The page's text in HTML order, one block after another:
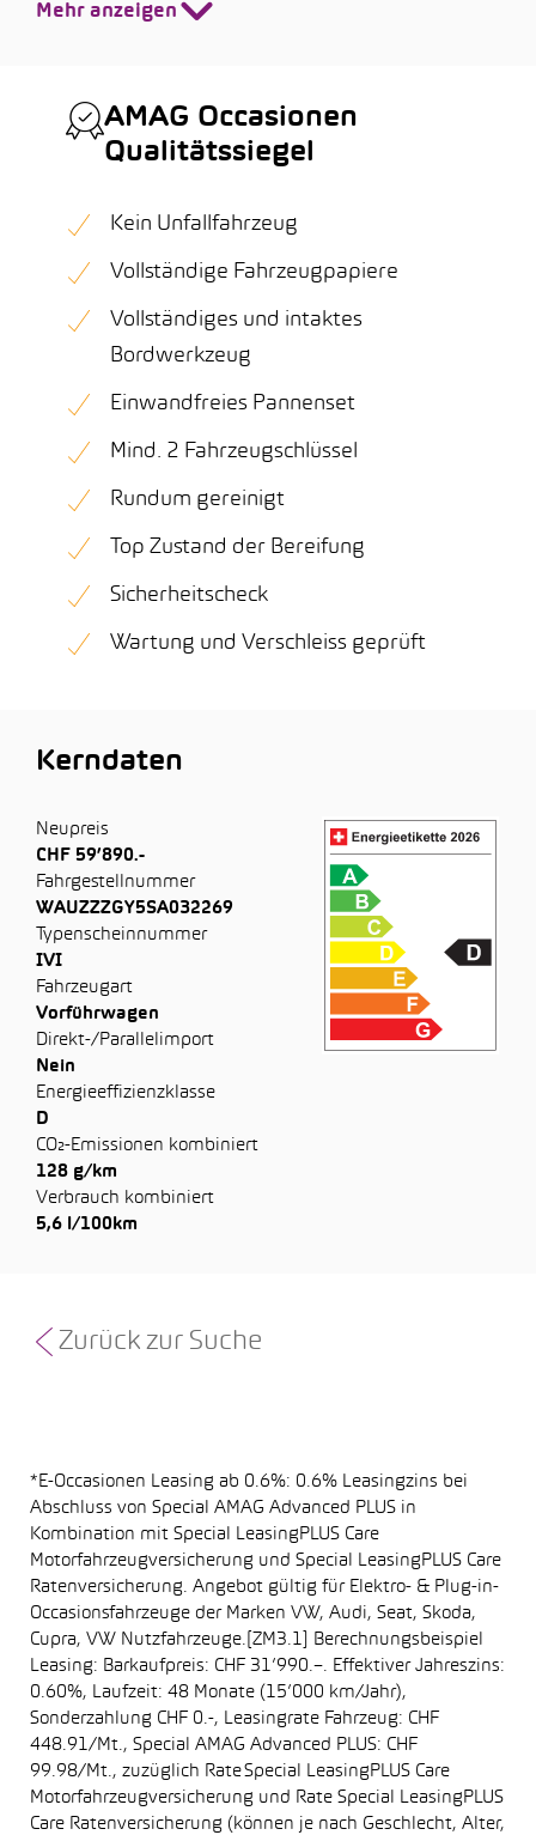
Mehr anzeigen
AMAG Occasionen
Qualitätssiegel
Kein Unfallfahrzeug
Vollständige Fahrzeugpapiere
Vollständiges und intaktes
Bordwerkzeug
Einwandfreies Pannenset
Mind. 2 Fahrzeugschlüssel
Rundum gereinigt
Top Zustand der Bereifung
Sicherheitscheck
Wartung und Verschleiss geprüft
Kerndaten
Neupreis
CHF 59’890.-
Fahrgestellnummer
WAUZZZGY5SA032269
Typenscheinnummer
IVI
Fahrzeugart
Vorführwagen
Direkt-/Parallelimport
Nein
Energieeffizienzklasse
D
CO₂-Emissionen kombiniert
128 g/km
Verbrauch kombiniert
5,6 l/100km
Zurück zur Suche
*E-Occasionen Leasing ab 0.6%: 0.6% Leasingzins bei
Abschluss von Special AMAG Advanced PLUS in
Kombination mit Special LeasingPLUS Care
Motorfahrzeugversicherung und Special LeasingPLUS Care
Ratenversicherung. Angebot gültig für Elektro- & Plug-in-
Occasionsfahrzeuge der Marken VW, Audi, Seat, Skoda,
Cupra, VW Nutzfahrzeuge.[ZM3.1] Berechnungsbeispiel
Leasing: Barkaufpreis: CHF 31’990.–. Effektiver Jahreszins:
0.60%, Laufzeit: 48 Monate (15’000 km/Jahr),
Sonderzahlung CHF 0.-, Leasingrate Fahrzeug: CHF
448.91/Mt., Special AMAG Advanced PLUS: CHF
99.98/Mt., zuzüglich Rate Special LeasingPLUS Care
Motorfahrzeugversicherung und Rate Special LeasingPLUS
Care Ratenversicherung (können je nach Geschlecht, Alter,